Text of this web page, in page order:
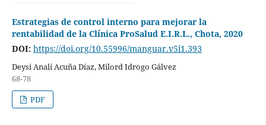
Estrategias de control interno para mejorar la
rentabilidad de la Clínica ProSalud E.I.R.L., Chota, 2020
DOI: https://doi.org/10.55996/manguar.v5i1.393
Deysi Analí Acuña Díaz, Milord Idrogo Gálvez
68-78
PDF